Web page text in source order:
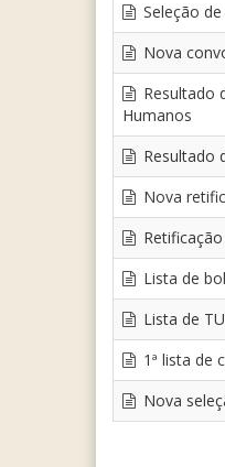
Seleção
Nova
Resultado
Humanos
Resultado
Nova
Lista de
Lista de
1ª lista de
Nova